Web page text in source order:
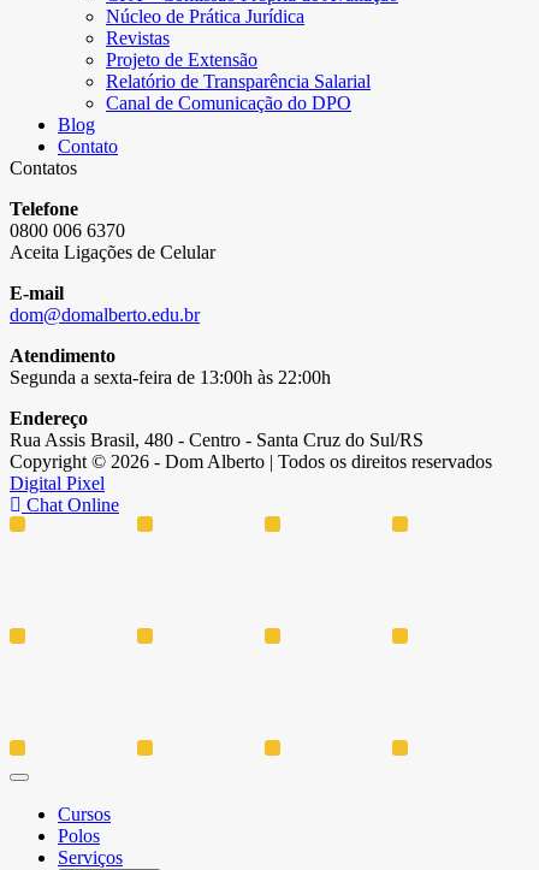
Núcleo de Prática Jurídica
Revistas
Projeto de Extensão
Relatório de Transparência Salarial
Canal de Comunicação do DPO
Blog
Contato
Contatos
Telefone
0800 006 6370
Aceita Ligações de Celular
E-mail
dom@domalberto.edu.br
Atendimento
Segunda a sexta-feira de 13:00h às 22:00h
Endereço
Rua Assis Brasil, 480 - Centro - Santa Cruz do Sul/RS
Copyright © 2026 - Dom Alberto | Todos os direitos reservados
Digital Pixel
Chat Online
Cursos
Polos
Serviços